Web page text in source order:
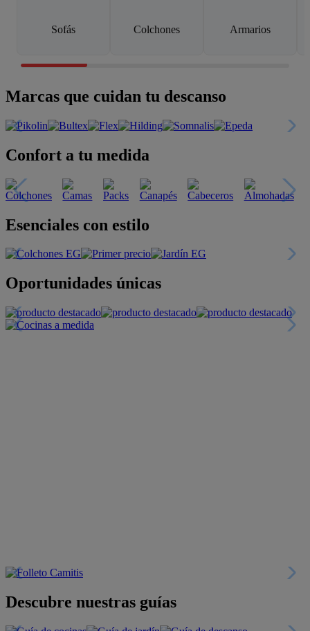
Sofás Colchones Armarios
Marcas que cuidan tu descanso
Confort a tu medida
Esenciales con estilo
Oportunidades únicas
Descubre nuestras guías